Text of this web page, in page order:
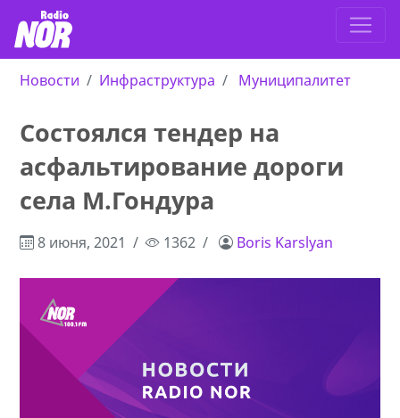
Новости Инфраструктура Муниципалитет
Состоялся тендер на
асфальтирование дороги
села М.Гондура
8 июня, 2021 1362 Boris Karslyan